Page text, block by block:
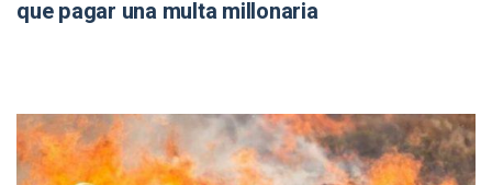
que pagar una multa millonaria